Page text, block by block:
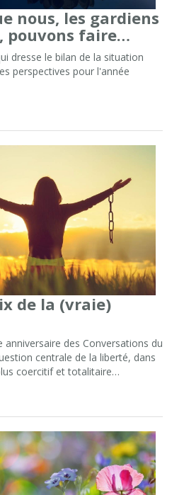
nous, les gardiens
pouvons faire…
dresse le bilan de la situation
perspectives pour l'année
de la (vraie)
des Conversations du
centrale de la liberté, dans
coercitif et totalitaire…